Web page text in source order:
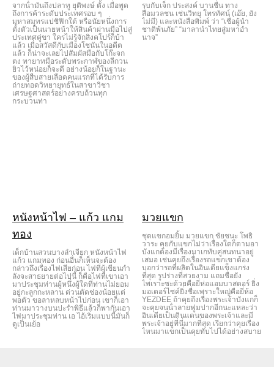
จากน้ํามันถึงปลาทู ยุติพงษ์ ตั้ง เมื่อพูด
ถึงการค้าระดับประเทศรอบ ๆ
มหาสมุทรแปซิฟิกใต้ หรือนัยหนึ่งการ
ตั้งตัวเป็นนายหน้าให้สินค้าผ่านมือไปสู่
ประเทศคู่ขา ใครไม่รู้จักสิงคโปร์ก็บ้า
แล้ว เมื่อสวัสดีกับเมืองโชนันในอดีต
แล้ว ก็น่าจะเลยไปสัมผัสมือกับโก๊ะจก
ตง ทายาทมือระดับพระกาฬของลีกวน
ยิวไว้หน่อยก็จะดี อย่างน้อยก็ในฐานะ
ของผู้สืบสายเลือดคนแรกที่ได้รับการ
ถ่ายทอดวิทยายุทธ์ในสาขาวิชา
เศรษฐศาสตร์อย่างครบถ้วนทุก
กระบวนท่า
รบกับเจ็ก ประสงค์ บานชื่น ทาง
สื่อมวลชน เช่นวิทยุ โทรทัศน์ (เอ๊ย, ยัง
ไม่มี) และหนังสือพิมพ์ ว่า “เชื่อผู้นํา
ชาติพ้นภัย” “มาลานําไทยสู่มหาอํา
นาจ”
หนังหน้าไฟ – แก้ว แกม
ทอง
เด็กบ้านสวนบางลําเจียก หนังหน้าไฟ
แก้ว แกมทอง ก่อนอื่นก็เห็นจะต้อง
กล่าวถึงเรื่องไฟเสียก่อน ไฟที่ผู้เขียนกํา
ลังจะสาธยายต่อไปนี้ ก็คือไฟที่เขาเอา
มาประชุมท่านผู้หนึ่งผู้ใดที่ท่านไม่ยอม
อยู่กะลูกกะหลาน ด่วนตัดช่องน้อยแต่
พอตัว ขอลาหลบหน้าไปก่อน เขาก็เอา
ท่านมาวางบนปะรําพิธีแล้วก็พากันเอา
ไฟมาประชุมท่าน เอ ไอ้เริ่มแบบนี้มันก็
ดูเป็นเย้อ
มวยแขก
ชุดแขกอมยิ้ม มวยแขก ชัยชนะ โพธิ
วาระ คุยกับแขกไม่ว่าเรื่องใดก็ตามอา
บังแกต้องมีเรื่องมาเกทับคู่สนทนาอยู่
เสมอ เช่นคุยถึงเรื่องรถแขกเขาต้อง
บอกว่ารถที่ผลิตในอินเดียแข็งแกร่ง
ที่สุด รูปร่างที่สวยงาม แถมชื่อยัง
ไพเราะซะด้วยคือยี่ห่อแอมบาสดอร์ ยิ่ง
มอเตอร์ไซค์ยิ่งชื่อเพราะใหญ่คือยี่ห้อ
YEZDEE ถ้าคุยถึงเรื่องพระเจ้าบังแกก็
จะคุยจนน้ําลายฟูมปากอีกนะแหละว่า
อินเดียเป็นดินแดนของพระเจ้าและมี
พระเจ้าอยู่ที่นี่มากที่สุด เรียกว่าคุยเรื่อง
ไหนมาแขกเป็นคุยทับไปได้อย่างสบาย